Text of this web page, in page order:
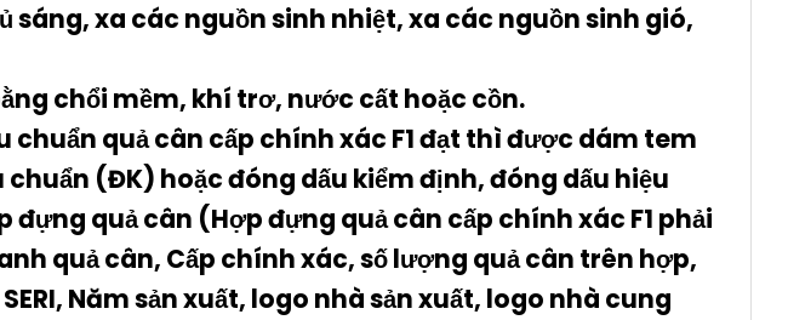
sáng, xa các nguồn sinh nhiệt, xa các nguồn sinh gió,
chổi mềm, khí trơ, nước cất hoặc cồn.
chuẩn quả cân cấp chính xác F1đạt thì được dám tem
(ĐK) hoặc đóng dấu kiểm định, đóng dấu hiệu
quả cân (Hợp đựng quả cân cấp chính xác F1 phải
quả cân, Cấp chính xác, số lượng quả cân trên hợp,
Năm sản xuất, logo nhà sản xuất, logo nhà cung